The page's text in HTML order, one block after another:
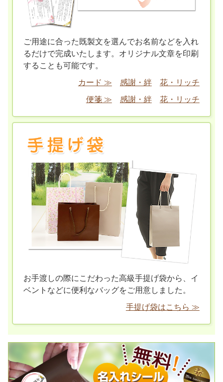
ご用途に合った既製文を選んでお名前などを入れ
るだけで完成いたします。オリジナル文章を印刷
することも可能です。
カード ≫
感謝・絆
花・リッチ
便箋 ≫
感謝・絆 花・リッチ
お手渡しの際にこだわった高級手提げ袋から、イ
ベントなどに便利なバッグをご用意しました。
手提げ袋はこちら ≫